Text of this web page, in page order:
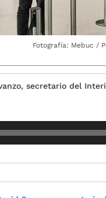
Fotografía: Mebuc /
secretario del